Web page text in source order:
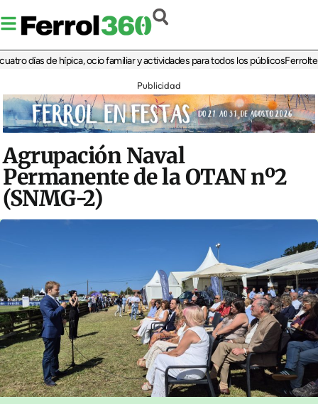
de hípica, ocio familiar y actividades para todos los públicosFerrolterra
Publicidad
Agrupación Naval
Permanente de la OTAN nº2
(SNMG-2)